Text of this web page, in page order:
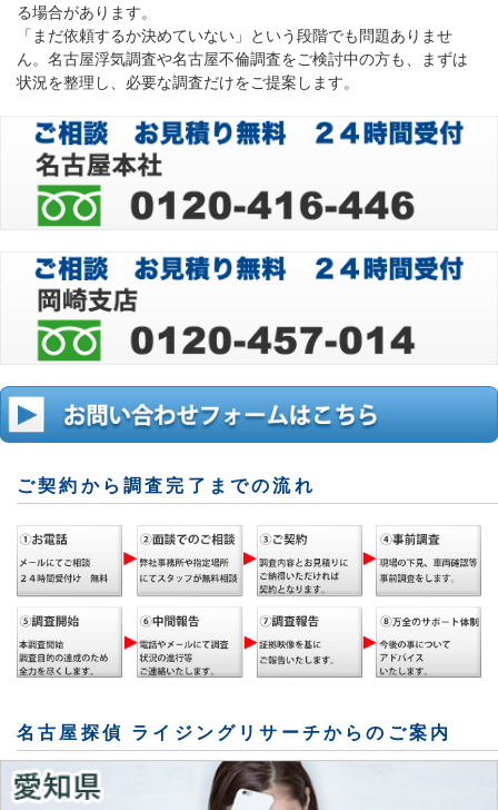
る場合があります。
「まだ依頼するか決めていない」という段階でも問題ありませ
ん。名古屋浮気調査や名古屋不倫調査をご検討中の方も、まずは
状況を整理し、必要な調査だけをご提案します。
ご契約から調査完了までの流れ
名古屋探偵 ライジングリサーチからのご案内